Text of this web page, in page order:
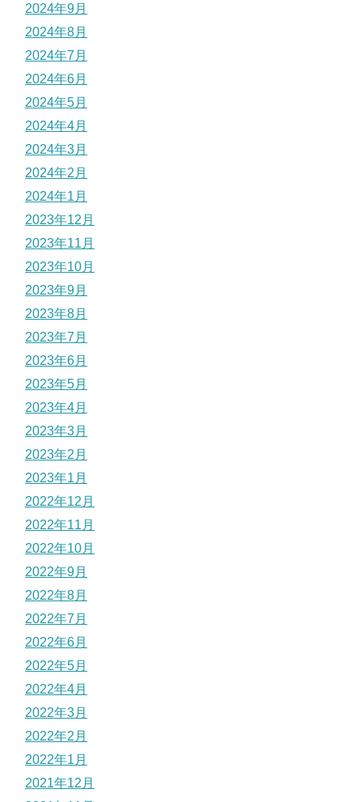
2024年9月
2024年8月
2024年7月
2024年6月
2024年5月
2024年4月
2024年3月
2024年2月
2024年1月
2023年12月
2023年11月
2023年10月
2023年9月
2023年8月
2023年7月
2023年6月
2023年5月
2023年4月
2023年3月
2023年2月
2023年1月
2022年12月
2022年11月
2022年10月
2022年9月
2022年8月
2022年7月
2022年6月
2022年5月
2022年4月
2022年3月
2022年2月
2022年1月
2021年12月